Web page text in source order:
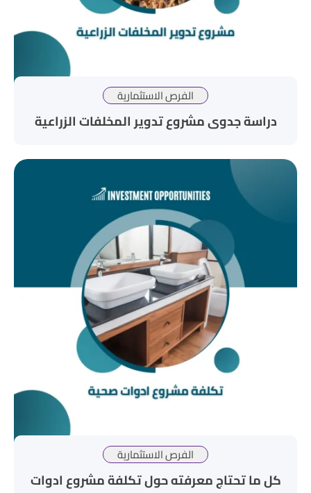
الفرص الاستثمارية
دراسة جدوى مشروع تدوير المخلفات الزراعية
الفرص الاستثمارية
كل ما تحتاج معرفته حول تكلفة مشروع ادوات